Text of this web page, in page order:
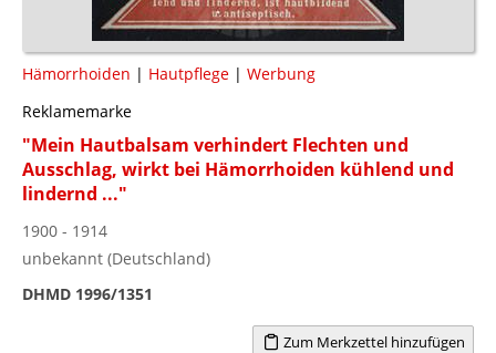
Hämorrhoiden | Hautpflege | Werbung
Reklamemarke
"Mein Hautbalsam verhindert Flechten und
Ausschlag, wirkt bei Hämorrhoiden kühlend und
lindernd ..."
1900 - 1914
unbekannt (Deutschland)
DHMD 1996/1351
Zum Merkzettel hinzufügen